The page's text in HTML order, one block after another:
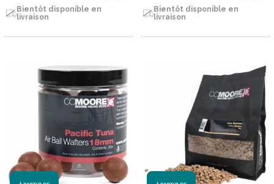
Bientôt disponible en
livraison
Bientôt disponible en
livraison